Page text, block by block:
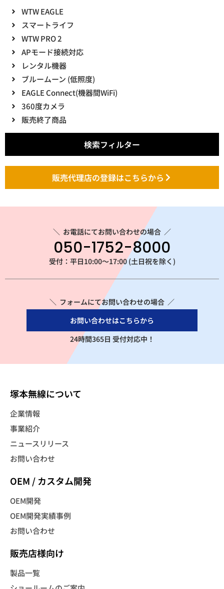
WTW EAGLE
スマートライフ
WTW PRO 2
APモード接続対応
レンタル機器
ブルームーン (低照度)
EAGLE Connect(機器間WiFi)
360度カメラ
販売終了商品
検索フィルター
販売代理店の登録はこちらから
＼ お電話にてお問い合わせの場合 ／
050-1752-8000
受付：平日10:00～17:00 (土日祝を除く)
＼ フォームにてお問い合わせの場合 ／
お問い合わせはこちらから
24時間365日 受付対応中！
塚本無線について
企業情報
事業紹介
ニュースリリース
お問い合わせ
OEM / カスタム開発
OEM開発
OEM開発実績事例
お問い合わせ
販売店様向け
製品一覧